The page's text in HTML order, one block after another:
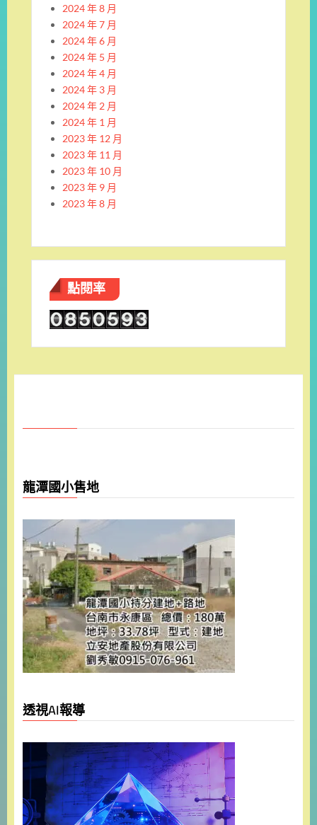
2024 年 8 月
2024 年 7 月
2024 年 6 月
2024 年 5 月
2024 年 4 月
2024 年 3 月
2024 年 2 月
2024 年 1 月
2023 年 12 月
2023 年 11 月
2023 年 10 月
2023 年 9 月
2023 年 8 月
點閱率
龍潭國小售地
透視AI報導